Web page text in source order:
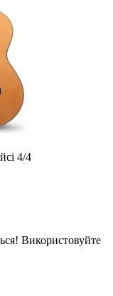
4/4
Використовуйте